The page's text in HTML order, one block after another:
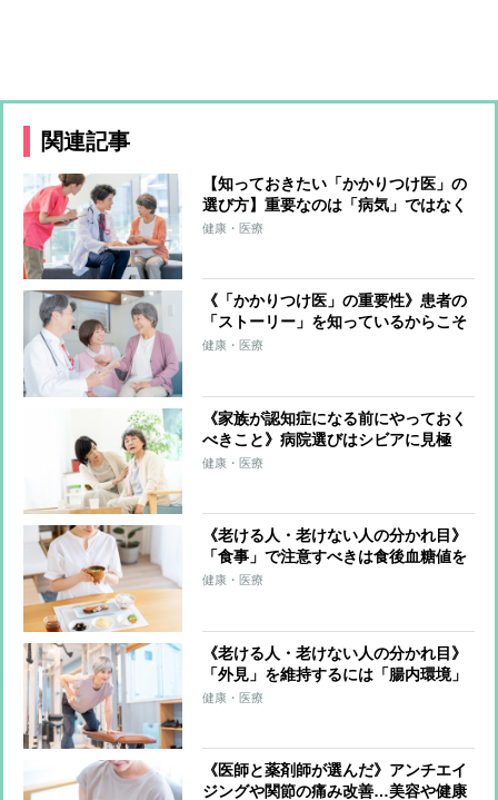
関連記事
【知っておきたい「かかりつけ医」の
選び方】重要なのは「病気」ではなく
「患者」自体を診てくれるか 「健康
健康・医療
《「かかりつけ医」の重要性》患者の
「ストーリー」を知っているからこそ
できる適切な判断、しかるべき専門医
健康・医療
《家族が認知症になる前にやっておく
べきこと》病院選びはシビアに見極
め、合わないと感じたら“チェンジ”
健康・医療
《老ける人・老けない人の分かれ目》
「食事」で注意すべきは食後血糖値を
急上昇させる「高GI食品」 多くの食
健康・医療
《老ける人・老けない人の分かれ目》
「外見」を維持するには「腸内環境」
がカギ、太陽光の紫外線にも注意 い
健康・医療
《医師と薬剤師が選んだ》アンチエイ
ジングや関節の痛み改善…美容や健康